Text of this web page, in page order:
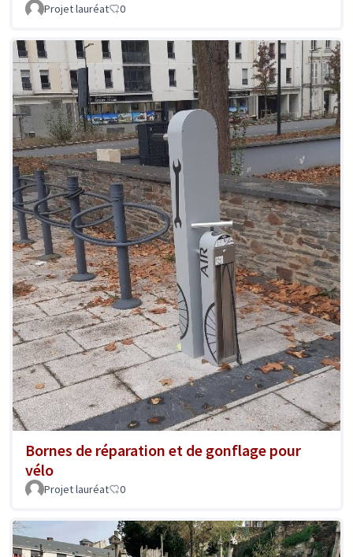
Projet lauréat 0
Bornes de réparation et de gonflage pour
vélo
Projet lauréat 0